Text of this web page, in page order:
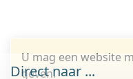
U mag een website
geven.
Direct naar ...